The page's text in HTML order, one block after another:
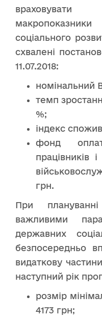
враховувати
соціального
схвалені
11.07.2018:
номінальний
темп
%;
індекс
фонд
працівників
грн.
При
важливими
державних
безпосередньо
видаткову
наступний рік
розмір
4173 грн;